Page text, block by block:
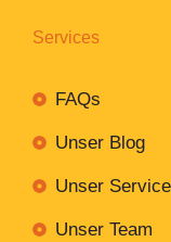
Services
FAQs
Unser Blog
Unser Service
Unser Team